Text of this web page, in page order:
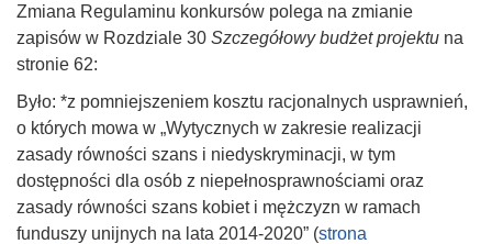
Zmiana Regulaminu konkursów polega na zmianie
zapisów w Rozdziale 30 Szczegółowy budżet projektu na
stronie 62:
Było: *z pomniejszeniem kosztu racjonalnych usprawnień,
o których mowa w „Wytycznych w zakresie realizacji
zasady równości szans i niedyskryminacji, w tym
dostępności dla osób z niepełnosprawnościami oraz
zasady równości szans kobiet i mężczyzn w ramach
funduszy unijnych na lata 2014-2020” (strona